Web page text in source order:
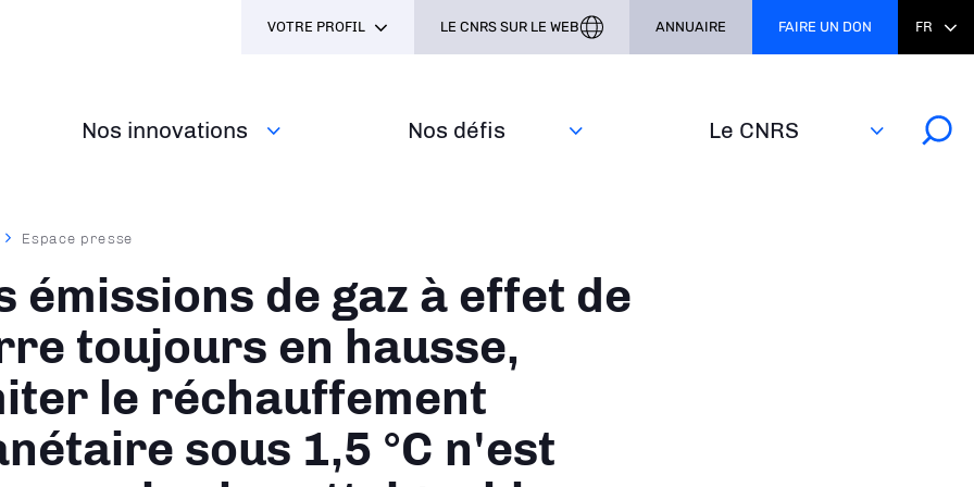
Nos innovations Nos défis‎ Le CNRS
VOTRE PROFIL LE CNRS SUR LE WEB ANNUAIRE FAIRE UN DON FR
Espace presse
émissions de gaz à effet de
toujours en hausse,
le réchauffement
sous 1,5 °C n'est